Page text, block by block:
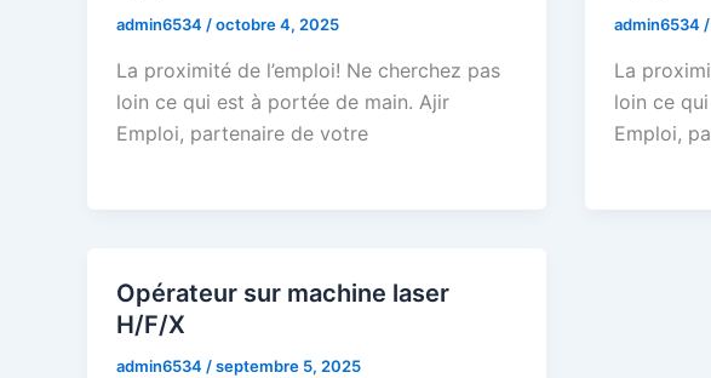
admin6534 /octobre 4, 2025
La proximité de l’emploi! Ne cherchez pas
loin ce qui est à portée de main. Ajir
Emploi, partenaire de votre
admin6534 /
La
loin ce
Emploi,
Opérateur sur machine laser
H/F/X
admin6534 /septembre 5, 2025